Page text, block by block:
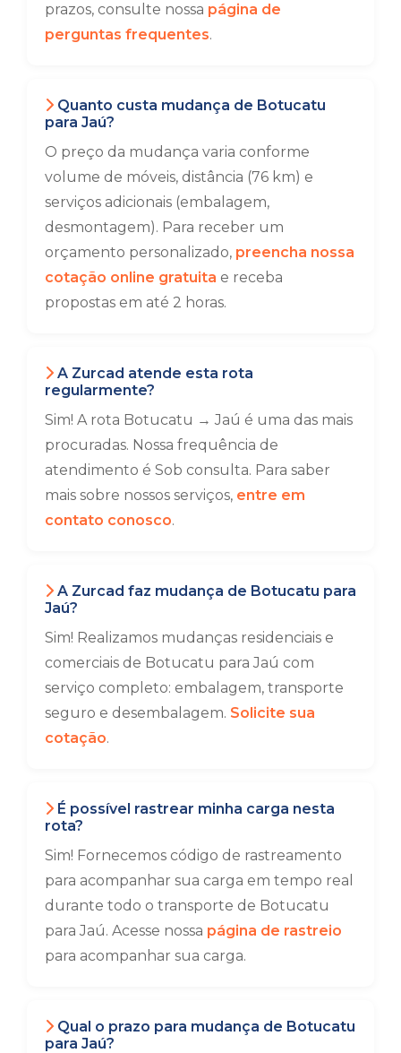
prazos, consulte nossa página de
perguntas frequentes.
Quanto custa mudança de Botucatu
para Jaú?
O preço da mudança varia conforme
volume de móveis, distância (76 km) e
serviços adicionais (embalagem,
desmontagem). Para receber um
orçamento personalizado, preencha nossa
cotação online gratuita e receba
propostas em até 2 horas.
A Zurcad atende esta rota
regularmente?
Sim! A rota Botucatu → Jaú é uma das mais
procuradas. Nossa frequência de
atendimento é Sob consulta. Para saber
mais sobre nossos serviços, entre em
contato conosco.
A Zurcad faz mudança de Botucatu para
Jaú?
Sim! Realizamos mudanças residenciais e
comerciais de Botucatu para Jaú com
serviço completo: embalagem, transporte
seguro e desembalagem. Solicite sua
cotação.
É possível rastrear minha carga nesta
rota?
Sim! Fornecemos código de rastreamento
para acompanhar sua carga em tempo real
durante todo o transporte de Botucatu
para Jaú. Acesse nossa página de rastreio
para acompanhar sua carga.
Qual o prazo para mudança de Botucatu
para Jaú?